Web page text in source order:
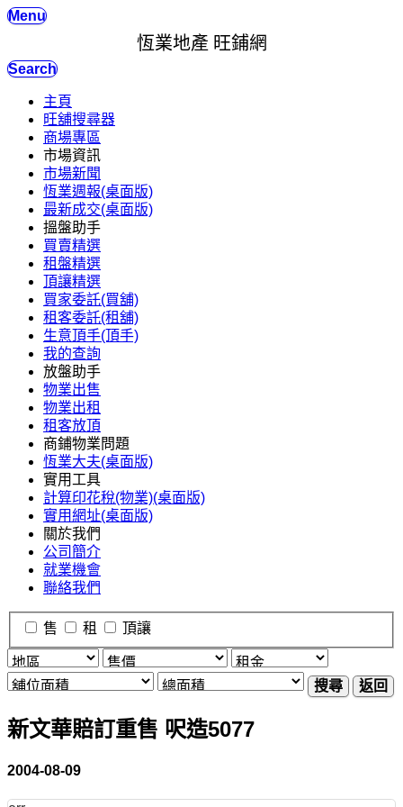
Menu
恆業地產 旺鋪網
Search
主頁
旺舖搜尋器
商場專區
市場資訊
市場新聞
恆業週報(桌面版)
最新成交(桌面版)
搵盤助手
買賣精選
租盤精選
頂讓精選
買家委託(買舖)
租客委託(租舖)
生意頂手(頂手)
我的查詢
放盤助手
物業出售
物業出租
租客放頂
商鋪物業問題
恆業大夫(桌面版)
實用工具
計算印花稅(物業)(桌面版)
實用網址(桌面版)
關於我們
公司簡介
就業機會
聯絡我們
售 租 頂讓
搜尋 返回
新文華賠訂重售 呎造5077
2004-08-09